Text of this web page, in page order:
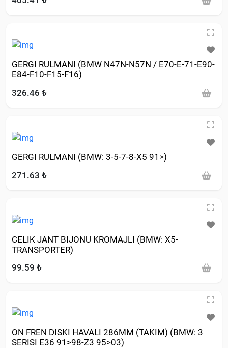
GERGI RULMANI (BMW N47N-N57N / E70-E-71-E90-
E84-F10-F15-F16)
326.46 ₺
GERGI RULMANI (BMW: 3-5-7-8-X5 91>)
271.63 ₺
CELIK JANT BIJONU KROMAJLI (BMW: X5-
TRANSPORTER)
99.59 ₺
ON FREN DISKI HAVALI 286MM (TAKIM) (BMW: 3
SERISI E36 91>98-Z3 95>03)